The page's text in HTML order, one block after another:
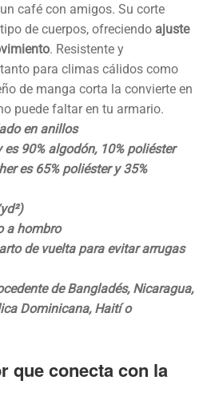
café con amigos. Su corte
de cuerpos, ofreciendo ajuste
. Resistente y
para climas cálidos como
de manga corta la convierte en
puede faltar en tu armario.
en anillos
es 90% algodón, 10% poliéster
es 65% poliéster y 35%
a hombro
de vuelta para evitar arrugas
de Bangladés, Nicaragua,
Dominicana, Haití o
que conecta con la